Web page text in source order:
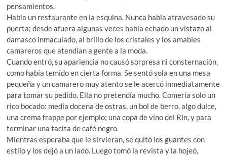
pensamientos.
Había un restaurante en la esquina. Nunca había atravesado su
puerta; desde afuera algunas veces había echado un vistazo al
damasco inmaculado, al brillo de los cristales y los amables
camareros que atendían a gente a la moda.
Cuando entró, su apariencia no causó sorpresa ni consternación,
como había temido en cierta forma. Se sentó sola en una mesa
pequeña y un camarero muy atento se le acercó inmediatamente
para tomar su pedido. Ella no pretendía mucho. Comería solo un
rico bocado: media docena de ostras, un bol de berro, algo dulce,
una crema frappe por ejemplo; una copa de vino del Rin, y para
terminar una tacita de café negro.
Mientras esperaba que le sirvieran, se quitó los guantes con
estilo y los dejó a un lado. Luego tomó la revista y la hojeó,